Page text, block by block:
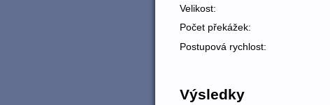
Velikost:
Počet překážek:
Postupová rychlost:
Výsledky